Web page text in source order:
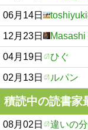
06月14日
12月23日 Masashi
04月19日 ひぐ
02月13日 ルパン
積読中の読書家
08月02日 違いの